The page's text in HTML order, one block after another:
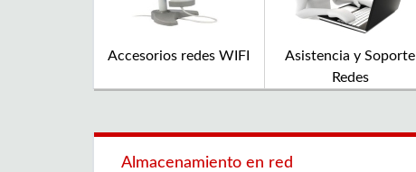
Accesorios redes WIFI
Asistencia y Soporte
Redes
Almacenamiento en red